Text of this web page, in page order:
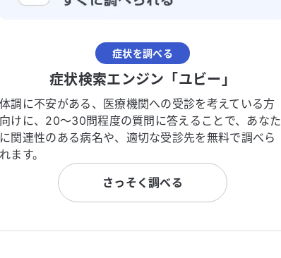
症状を調べる
症状検索エンジン「ユビー」
体調に不安がある、医療機関への受診を考えている方
向けに、20〜30問程度の質問に答えることで、あなた
に関連性のある病名や、適切な受診先を無料で調べら
れます。
さっそく調べる